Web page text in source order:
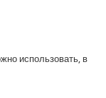
использовать, в